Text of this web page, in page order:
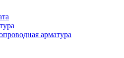
арматура